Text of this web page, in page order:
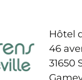
Hôtel
46
31650